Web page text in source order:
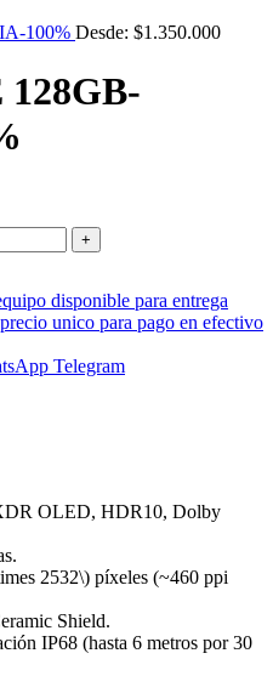
100% Desde: $1.350.000
disponible para entrega
precio unico para pago en efectivo
Telegram
OLED, HDR10, Dolby
2532\) píxeles (~460 ppi
Shield.
IP68 (hasta 6 metros por 30